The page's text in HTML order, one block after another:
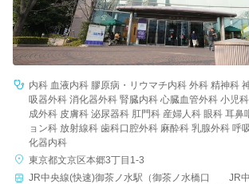
内科 血液内科 膠原病・リウマチ内科 外科 精神科
吸器外科 消化器外科 腎臓内科 心臓血管外科 小児
成外科 皮膚科 泌尿器科 肛門科 産婦人科 眼科 耳鼻
ョン科 放射線科 歯科口腔外科 麻酔科 乳腺外科 呼
化器内科
東京都文京区本郷3丁目1-3
JR中央線(快速)御茶ノ水駅（御茶ノ水橋口 JR中